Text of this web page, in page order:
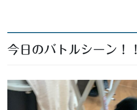
今日のバトルシーン！！